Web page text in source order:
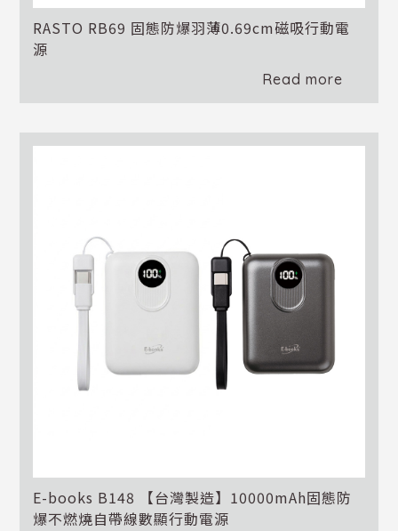
RASTO RB69 固態防爆羽薄0.69cm磁吸行動電
源
Read more
E-books B148 【台灣製造】10000mAh固態防
爆不燃燒自帶線數顯行動電源